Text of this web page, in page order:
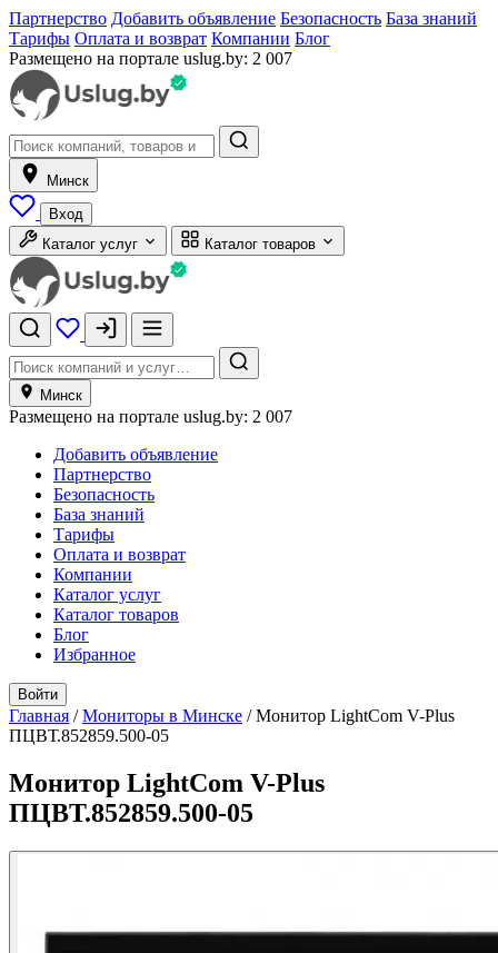
Партнерство Добавить объявление Безопасность База знаний
Тарифы Оплата и возврат Компании Блог
Размещено на портале uslug.by: 2 007
Минск
Вход
Каталог услуг
Каталог товаров
Минск
Размещено на портале uslug.by: 2 007
Добавить объявление
Партнерство
Безопасность
База знаний
Тарифы
Оплата и возврат
Компании
Каталог услуг
Каталог товаров
Блог
Избранное
Войти
Главная / Мониторы в Минске / Монитор LightCom V-Plus
ПЦВТ.852859.500-05
Монитор LightCom V-Plus
ПЦВТ.852859.500-05